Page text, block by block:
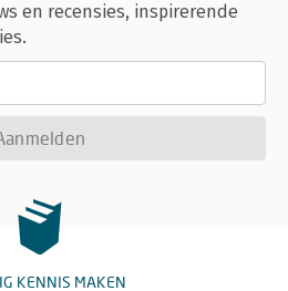
en recensies, inspirerende
KENNIS MAKEN